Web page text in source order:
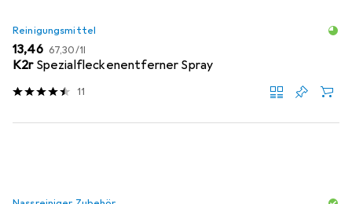
Reinigungsmittel
EUR
13,46 EUR
67,30/1l
K2r Spezialfleckenentferner Spray
11